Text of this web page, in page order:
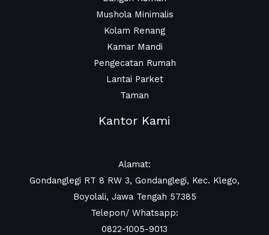
Mushola Minimalis
Kolam Renang
Kamar Mandi
Pengecatan Rumah
Lantai Parket
Taman
Kantor Kami
Alamat:
Gondanglegi RT 8 RW 3, Gondanglegi, Kec. Klego,
Boyolali, Jawa Tengah 57385
Telepon/ Whatsapp:
0822-1005-9013